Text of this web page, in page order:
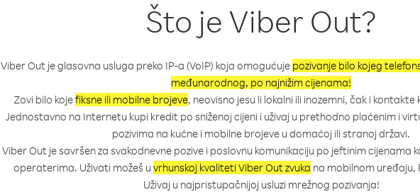
Što je Viber Out?
Viber Out je glasovna usluga preko IP-a (VoIP) koja omogućuje pozivanje bilo kojeg
međunarodnog, po najnižim cijenama!
Zovi bilo kojefiksne ili mobilne brojeve, neovisno jesu li lokalni ili inozemni, čak i kontakte
Jednostavno na Internetu kupi kredit po sniženoj cijeni i uživaj u prethodno plaćenim i
pozivima na kućne i mobilne brojeve u domaćoj ili stranoj državi.
Viber Out je savršen za svakodnevne pozive i poslovnu komunikaciju po jeftinim cijenama
operaterima. Uživati možeš u vrhunskoj kvaliteti Viber Out zvuka na mobilnom uređaju,
Uživaj u najpristupačnijoj usluzi mrežnog pozivanja!